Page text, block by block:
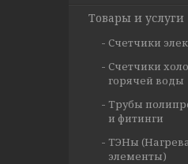
Товары и услуги
Счетчики
Счетчики
горячей воды
Трубы
и фитинги
ТЭНы
элементы)